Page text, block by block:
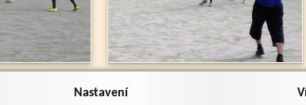
Nastavení